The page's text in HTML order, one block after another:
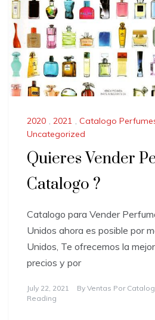
2020 , 2021 , Catalogo
Uncategorized
Quieres Vender
Catalogo ?
Catalogo para Vender
Unidos ahora es posible por
Unidos, Te ofrecemos la
precios y por
July 22, 2021 By Ventas Por
Reading